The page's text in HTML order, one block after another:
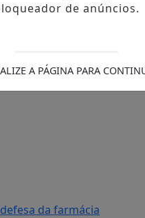
da farmácia
de anúncios.
A PÁGINA PARA